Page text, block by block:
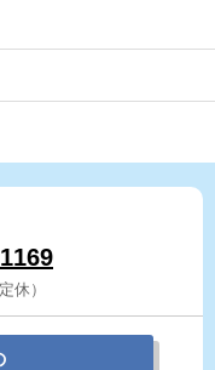
休）